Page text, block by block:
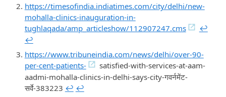
https://timesofindia.indiatimes.com/city/delhi/new-
mohalla-clinics-inauguration-in-
tughlaqada/amp_articleshow/112907247.cms
↩︎
↩︎
https://www.tribuneindia.com/news/delhi/over-90-
per-cent-patients-
satisfied-with-services-at-aam-
aadmi-mohalla-clinics-in-delhi-says-city-गवर्नमेंट-
सर्वे-383223 ↩︎ ↩︎